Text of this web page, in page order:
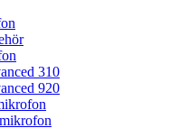
310
920